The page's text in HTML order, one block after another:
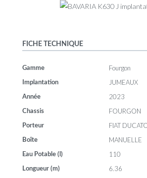
FICHE TECHNIQUE
Gamme Fourgon
Implantation JUMEAUX
Année 2023
Chassis FOURGON
Porteur FIAT
Boîte MANUELLE
Eau Potable (l) 110
Longueur (m) 6.36